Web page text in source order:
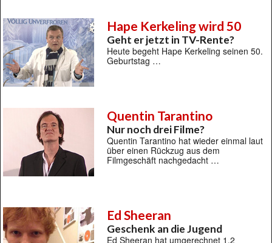
Hape Kerkeling wird 50
Geht er jetzt in TV-Rente?
Heute begeht Hape Kerkeling seinen 50.
Geburtstag …
Quentin Tarantino
Nur noch drei Filme?
Quentin Tarantino hat wieder einmal laut
über einen Rückzug aus dem
Filmgeschäft nachgedacht …
Ed Sheeran
Geschenk an die Jugend
Ed Sheeran hat umgerechnet 1,2